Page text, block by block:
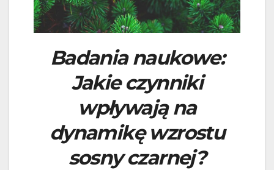
Badania naukowe:
Jakie czynniki
wpływają na
dynamikę wzrostu
sosny czarnej?